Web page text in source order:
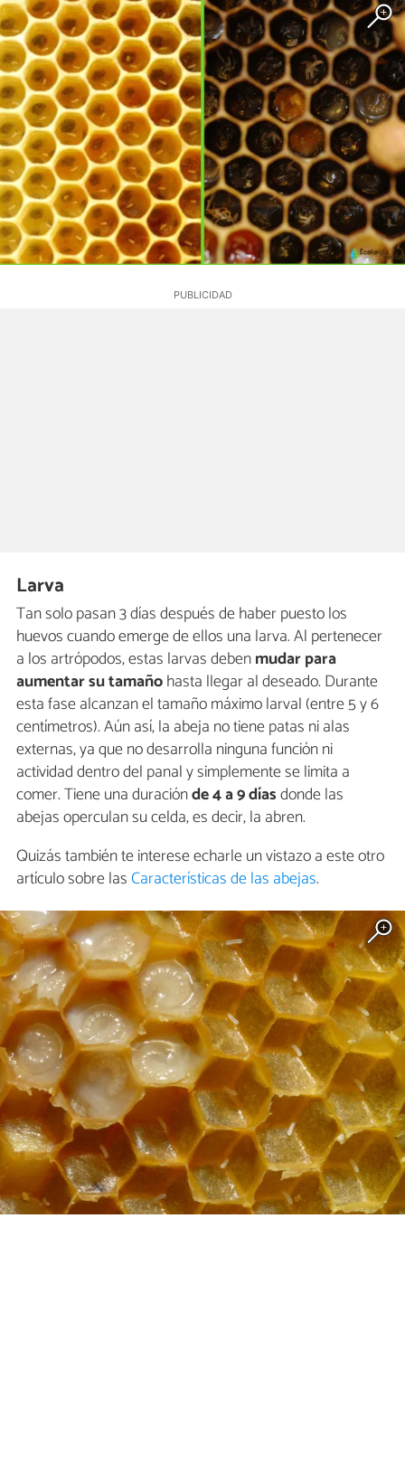
Larva
Tan solo pasan 3 días después de haber puesto los
huevos cuando emerge de ellos una larva. Al pertenecer
a los artrópodos, estas larvas debenmudar para
aumentar su tamañohasta llegar al deseado. Durante
esta fase alcanzan el tamaño máximo larval (entre 5 y 6
centímetros). Aún así, la abeja no tiene patas ni alas
externas, ya que no desarrolla ninguna función ni
actividad dentro del panal y simplemente se limita a
comer. Tiene una duraciónde 4 a 9 díasdonde las
abejas operculan su celda, es decir, la abren.
Quizás también te interese echarle un vistazo a este otro
artículo sobre lasCaracterísticas de las abejas.